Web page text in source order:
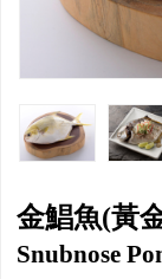
金鯧魚(黃
Snubnose